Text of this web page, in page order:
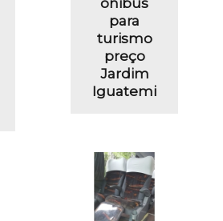
para
turismo
preço
Jardim
Iguatemi